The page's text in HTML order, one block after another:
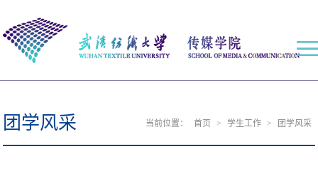
团学风采 当前位置： 首页 > 学生工作 > 团学风采